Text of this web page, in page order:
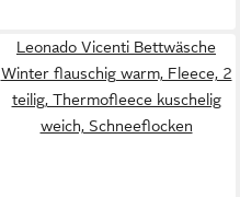
Leonado Vicenti Bettwäsche
Winter flauschig warm, Fleece, 2
teilig, Thermofleece kuschelig
weich, Schneeflocken